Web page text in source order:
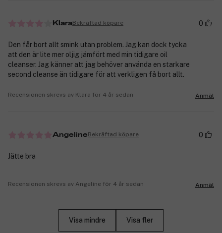
KlaraBekräftad köpare 0
Den får bort allt smink utan problem. Jag kan dock tycka
att den är lite mer oljig jämfört med min tidigare oil
cleanser. Jag känner att jag behöver använda en starkare
second cleanse än tidigare för att verkligen få bort allt.
Recensionen skrevs av Klara för 4 år sedan Anmäl
AngelineBekräftad köpare 0
Jätte bra
Recensionen skrevs av Angeline för 4 år sedan Anmäl
Visa mindre Visa fler